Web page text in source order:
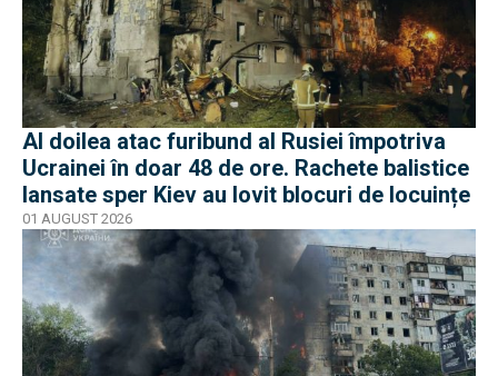
Al doilea atac furibund al Rusiei împotriva
Ucrainei în doar 48 de ore. Rachete balistice
lansate sper Kiev au lovit blocuri de locuințe
01 AUGUST 2026